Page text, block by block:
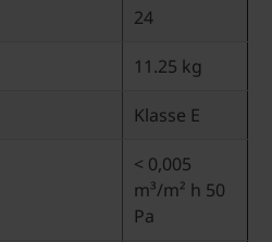
24
11.25 kg
Klasse E
< 0,005
m³/m² h 50
Pa